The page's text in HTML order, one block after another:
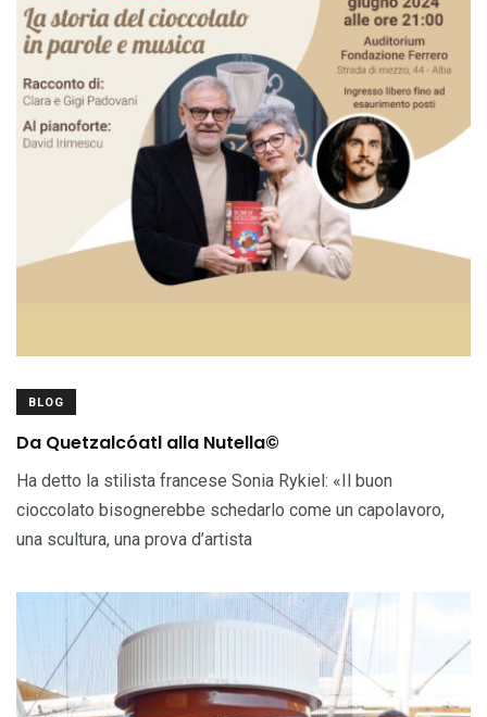
BLOG
Da Quetzalcóatl alla Nutella©
Ha detto la stilista francese Sonia Rykiel: «Il buon
cioccolato bisognerebbe schedarlo come un capolavoro,
una scultura, una prova d’artista